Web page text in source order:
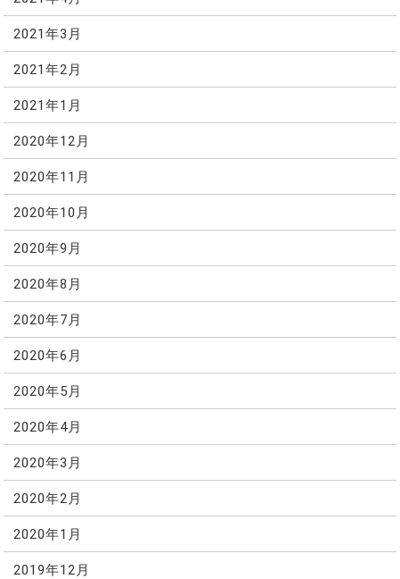
2021年3月
2021年2月
2021年1月
2020年12月
2020年11月
2020年10月
2020年9月
2020年8月
2020年7月
2020年6月
2020年5月
2020年4月
2020年3月
2020年2月
2020年1月
2019年12月